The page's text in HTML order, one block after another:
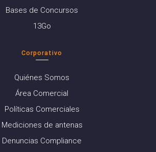
Bases de Concursos
13Go
Corporativo
Quiénes Somos
Área Comercial
Políticas Comerciales
Mediciones de antenas
Denuncias Compliance